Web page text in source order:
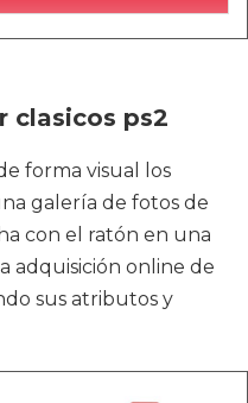
clasicos ps2
forma visual los
galería de fotos de
con el ratón en una
adquisición online de
sus atributos y